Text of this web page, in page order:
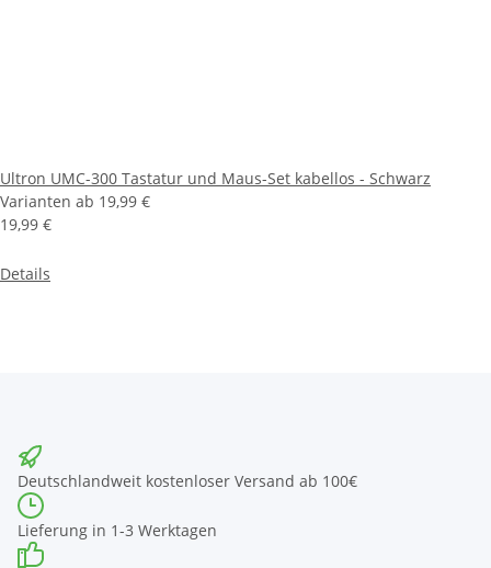
Ultron UMC-300 Tastatur und Maus-Set kabellos - Schwarz
Varianten ab 19,99 €
19,99 €
Details
Deutschlandweit kostenloser Versand ab 100€
Lieferung in 1-3 Werktagen